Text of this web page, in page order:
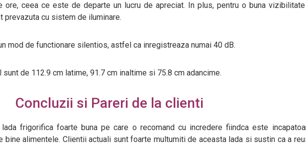
ore, ceea ce este de departe un lucru de apreciat. In plus, pentru o buna
prevazuta cu sistem de iluminare.
mod de functionare silentios, astfel ca inregistreaza numai 40 dB.
de 112.9 cm latime, 91.7 cm inaltime si 75.8 cm adancime.
Concluzii si Pareri de la clienti
frigorifica foarte buna pe care o recomand cu incredere fiindca este
bine alimentele. Clientii actuali sunt foarte multumiti de aceasta lada si sustin ca a